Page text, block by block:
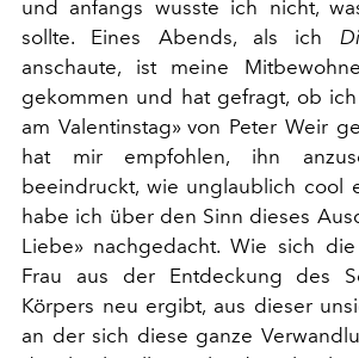
und anfangs wusste ich nicht,
sollte. Eines Abends, als ich
anschaute, ist meine
gekommen und hat gefragt, ob ich
am Valentinstag» von Peter Weir
hat mir empfohlen, ihn
beeindruckt, wie unglaublich cool
habe ich über den Sinn dieses
Liebe» nachgedacht. Wie sich
Frau aus der Entdeckung des
Körpers neu ergibt, aus dieser
an der sich diese ganze